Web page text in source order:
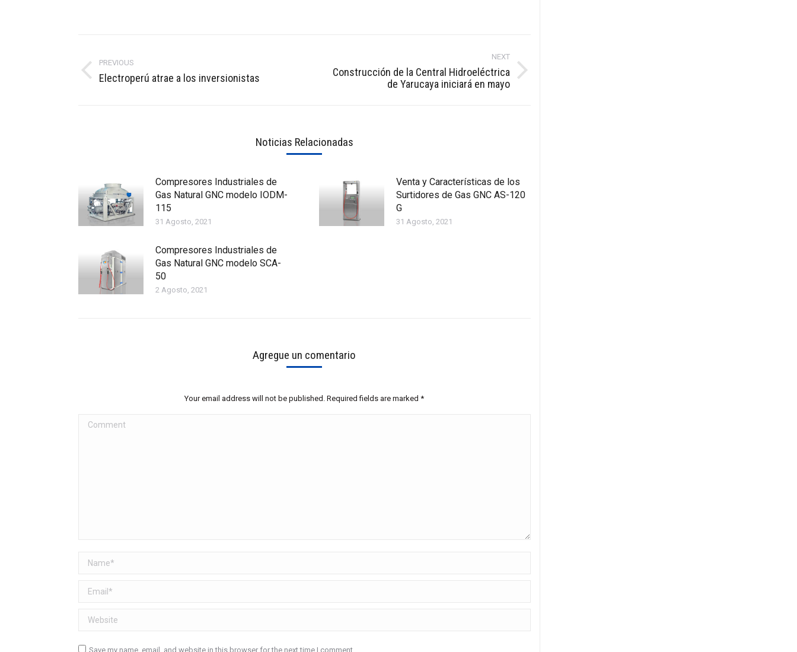
navigation
PREVIOUS
Previous
Electroperú atrae a los inversionistas
NEXT
NextConstrucción de la Central Hidroeléctrica
de Yarucaya iniciará en mayo
Noticias Relacionadas
Compresores Industriales de
Gas Natural GNC modelo IODM-
115
31 Agosto, 2021
Venta y Características de los
Surtidores de Gas GNC AS-120
G
31 Agosto, 2021
Compresores Industriales de
Gas Natural GNC modelo SCA-
50
2 Agosto, 2021
Agregue un comentario
Your email address will not be published. Required fields are marked*
Comment
Name *
Email *
Website
Save my name, email, and website in this browser for the next time I comment.